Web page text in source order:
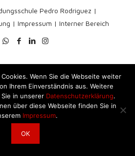
Pedro Rodriguez |
| Impressum | Interner Bereich
Wenn Sie die Webseite weiter
Ihrem Einverständnis aus. Weitere
in unserer Datenschutzerklärung.
über diese Webseite finden Sie in
Impressum.
OK